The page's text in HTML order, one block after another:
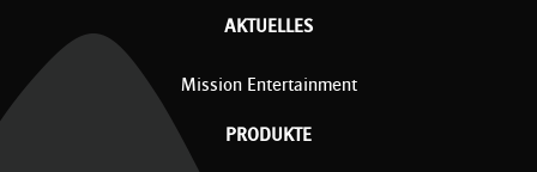
AKTUELLES
Mission Entertainment
PRODUKTE